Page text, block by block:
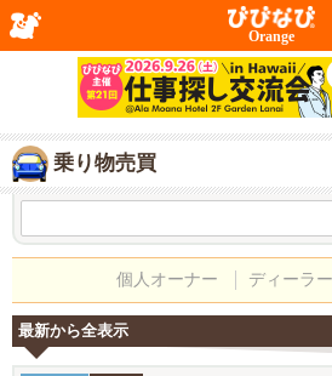
Orange
乗り物売買
個人オーナー ディーラー
最新から全表示